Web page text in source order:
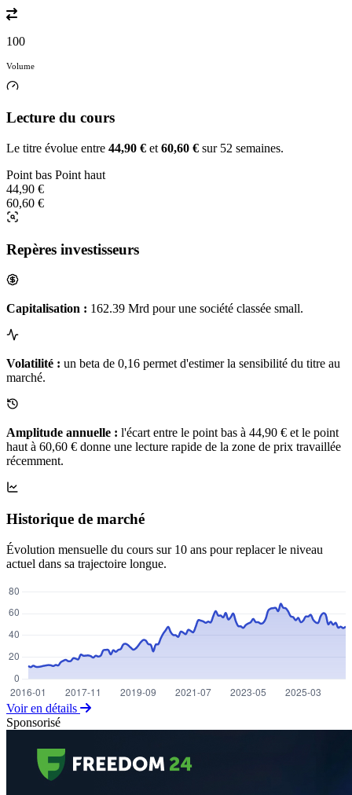
100
Volume
Lecture du cours
Le titre évolue entre 44,90 € et 60,60 € sur 52 semaines.
Point bas Point haut
44,90 €
60,60 €
Repères investisseurs
Capitalisation : 162.39 Mrd pour une société classée small.
Volatilité : un beta de 0,16 permet d'estimer la sensibilité du titre au
marché.
Amplitude annuelle : l'écart entre le point bas à 44,90 € et le point
haut à 60,60 € donne une lecture rapide de la zone de prix travaillée
récemment.
Historique de marché
Évolution mensuelle du cours sur 10 ans pour replacer le niveau
actuel dans sa trajectoire longue.
Voir en détails
Sponsorisé